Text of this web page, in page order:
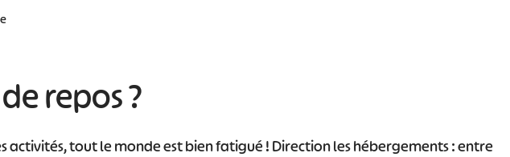
repos ?
activités, tout le monde est bien fatigué ! Direction les hébergements : entre